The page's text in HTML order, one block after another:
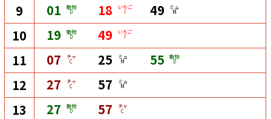
9 01 動物
D 18 いちご
I 49 ミュ
M
10 19 動物
D 49 いちご
I
11 07 チャ
C 25 ミュ
M 55 動物
D
12 27 チャ
C 57 ミュ
M
13 27 動物
D 57 チャ
C